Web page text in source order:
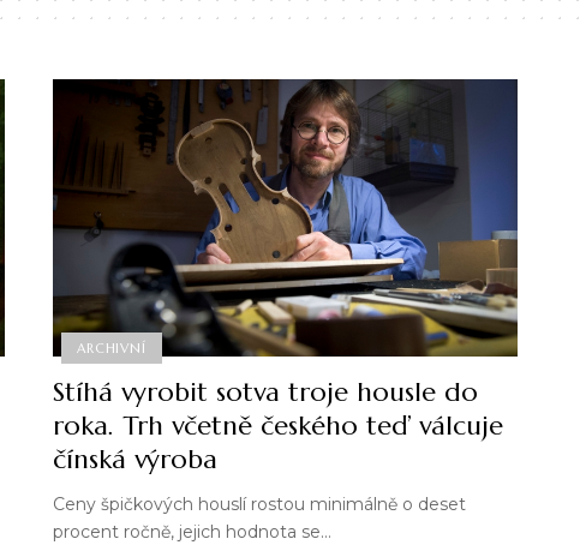
ARCHIVNÍ
Stíhá vyrobit sotva troje housle do
roka. Trh včetně českého teď válcuje
čínská výroba
Ceny špičkových houslí rostou minimálně o deset
procent ročně, jejich hodnota se…